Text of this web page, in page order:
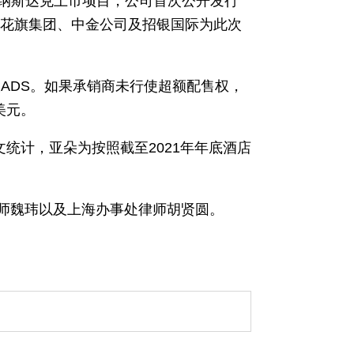
旗集团、中金公司及招银国际为此次
。如果承销商未行使超额配售权，
。
计，亚朵为按照截至2021年年底酒店
玮以及上海办事处律师胡贤圆。